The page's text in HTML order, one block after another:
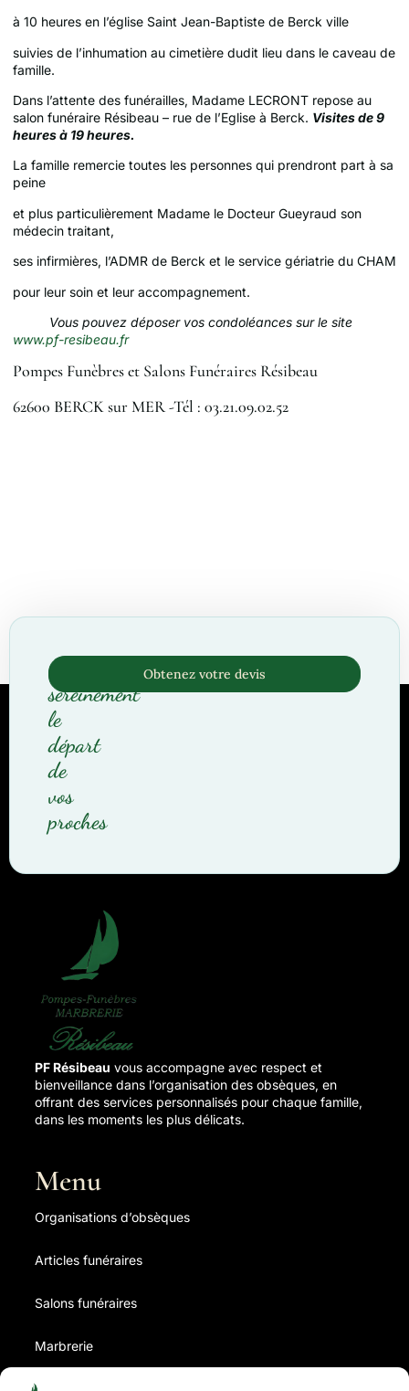
à 10 heures en l’église Saint Jean-Baptiste de Berck ville
suivies de l’inhumation au cimetière dudit lieu dans le caveau de
famille.
Dans l’attente des funérailles, Madame LECRONT repose au
salon funéraire Résibeau – rue de l’Eglise à Berck. Visites de 9
heures à 19 heures.
La famille remercie toutes les personnes qui prendront part à sa
peine
et plus particulièrement Madame le Docteur Gueyraud son
médecin traitant,
ses infirmières, l’ADMR de Berck et le service gériatrie du CHAM
pour leur soin et leur accompagnement.
Vous pouvez déposer vos condoléances sur le site
www.pf-resibeau.fr
Pompes Funèbres et Salons Funéraires Résibeau
62600 BERCK sur MER -Tél : 03.21.09.02.52
Organisez
sereinement
le
départ
de
vos
proches
Obtenez votre devis
PF Résibeau vous accompagne avec respect et
bienveillance dans l’organisation des obsèques, en
offrant des services personnalisés pour chaque famille,
dans les moments les plus délicats.
Menu
Organisations d’obsèques
Articles funéraires
Salons funéraires
Marbrerie